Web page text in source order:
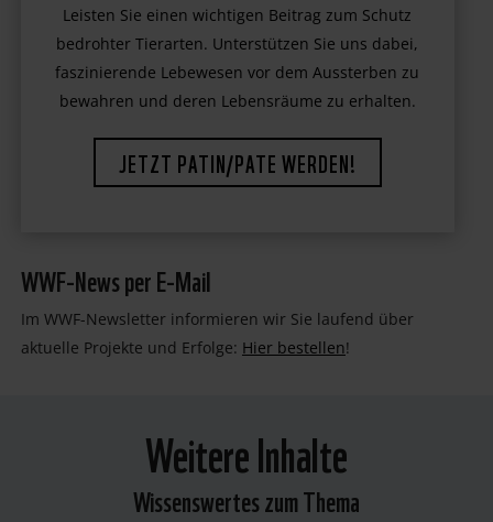
Leisten Sie einen wichtigen Beitrag zum Schutz
bedrohter Tierarten. Unterstützen Sie uns dabei,
faszinierende Lebewesen vor dem Aussterben zu
bewahren und deren Lebensräume zu erhalten.
JETZT PATIN/PATE WERDEN!
WWF-News per E-Mail
Im WWF-Newsletter informieren wir Sie laufend über
aktuelle Projekte und Erfolge: Hier bestellen!
Weitere Inhalte
Wissenswertes zum Thema